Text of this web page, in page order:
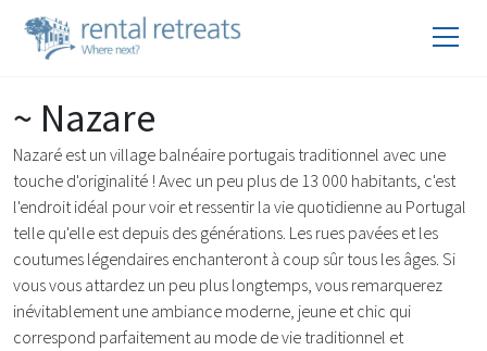
~ Nazare
Nazaré est un village balnéaire portugais traditionnel avec une
touche d'originalité ! Avec un peu plus de 13 000 habitants, c'est
l'endroit idéal pour voir et ressentir la vie quotidienne au Portugal
telle qu'elle est depuis des générations. Les rues pavées et les
coutumes légendaires enchanteront à coup sûr tous les âges. Si
vous vous attardez un peu plus longtemps, vous remarquerez
inévitablement une ambiance moderne, jeune et chic qui
correspond parfaitement au mode de vie traditionnel et